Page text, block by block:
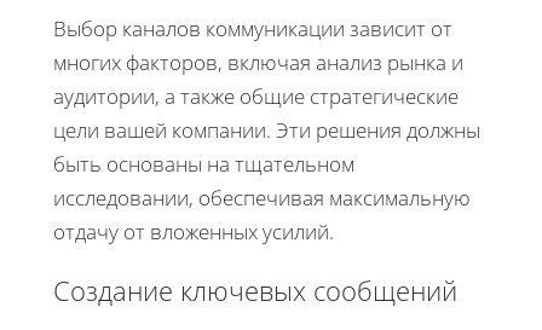
Выбор каналов коммуникации зависит от
многих факторов, включая анализ рынка и
аудитории, а также общие стратегические
цели вашей компании. Эти решения должны
быть основаны на тщательном
исследовании, обеспечивая максимальную
отдачу от вложенных усилий.
Создание ключевых сообщений